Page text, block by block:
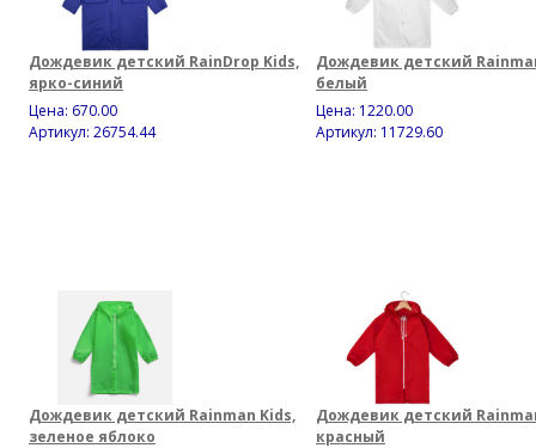
Дождевик детский RainDrop Kids,
ярко-синий
Цена: 670.00
Артикул: 26754.44
Дождевик детский
белый
Цена: 1220.00
Артикул: 11729.60
Дождевик детский Rainman Kids,
зеленое яблоко
Дождевик детский
красный